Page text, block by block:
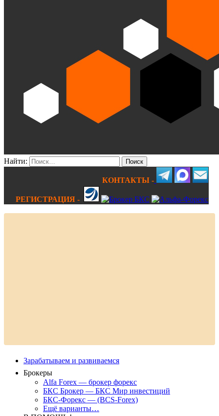
Найти:
КОНТАКТЫ -
РЕГИСТРАЦИЯ -
Зарабатываем и развиваемся
Брокеры
Alfa Forex — брокер форекс
БКС Брокер — БКС Мир инвестиций
БКС-Форекс — (BCS-Forex)
Ещё варианты…